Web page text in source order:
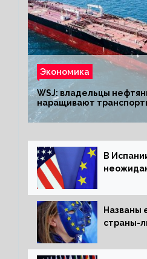
Экономика
WSJ: владельцы
наращивают
из РФ до санкций
В
Названы
страны-
активов